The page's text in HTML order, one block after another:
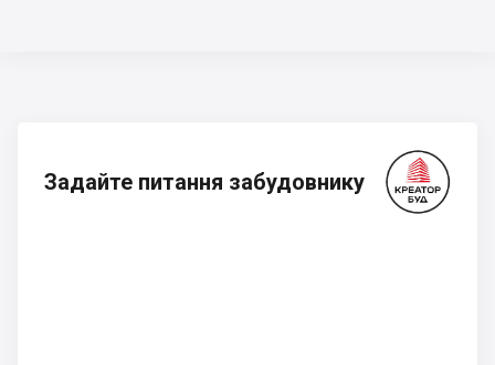
Задайте питання забудовнику